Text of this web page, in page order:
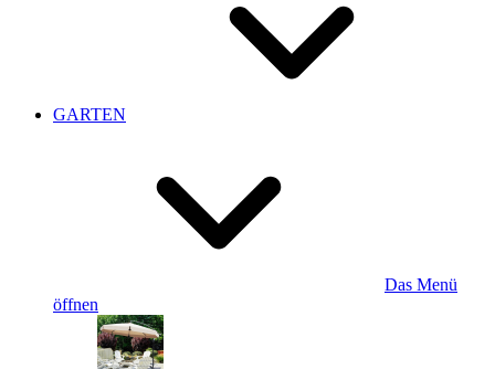
GARTEN
Das Menü
öffnen